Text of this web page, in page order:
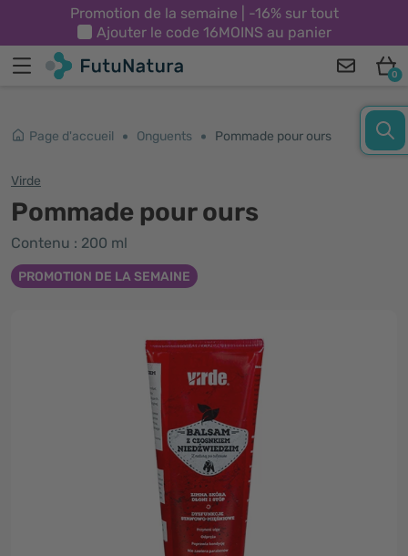
Promotion de la semaine | -16% sur tout
Ajouter le code 16MOINS au panier
0
Page d'accueil Onguents Pommade pour ours
Virde
Pommade pour ours
Contenu : 200 ml
PROMOTION DE LA SEMAINE